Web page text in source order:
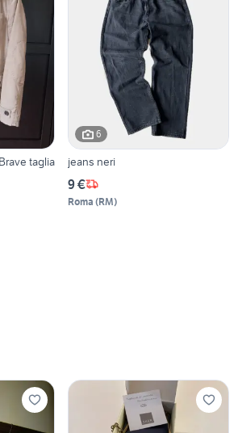
taglia
6
jeans neri
9 €
Roma (RM)